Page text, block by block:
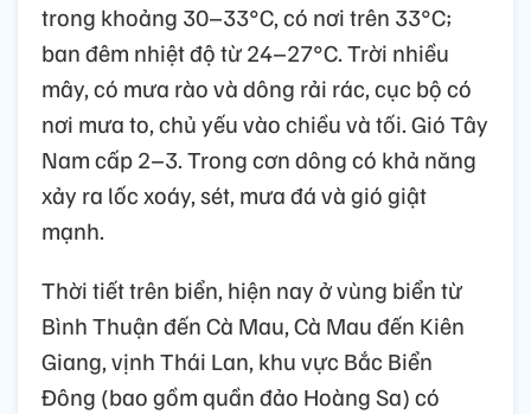
trong khoảng 30–33°C, có nơi trên 33°C;
ban đêm nhiệt độ từ 24–27°C. Trời nhiều
mây, có mưa rào và dông rải rác, cục bộ có
nơi mưa to, chủ yếu vào chiều và tối. Gió Tây
Nam cấp 2–3. Trong cơn dông có khả năng
xảy ra lốc xoáy, sét, mưa đá và gió giật
mạnh.
Thời tiết trên biển, hiện nay ở vùng biển từ
Bình Thuận đến Cà Mau, Cà Mau đến Kiên
Giang, vịnh Thái Lan, khu vực Bắc Biển
Đông (bao gồm quần đảo Hoàng Sa) có